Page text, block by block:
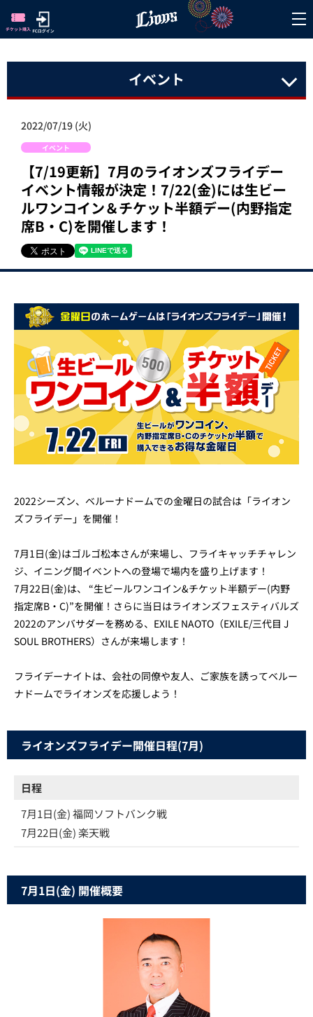
イベント
2022/07/19 (火)
イベント
【7/19更新】7月のライオンズフライデー
イベント情報が決定！7/22(金)には生ビー
ルワンコイン＆チケット半額デー(内野指定
席B・C)を開催します！
2022シーズン、ベルーナドームでの金曜日の試合は「ライオン
ズフライデー」を開催！
7月1日(金)はゴルゴ松本さんが来場し、フライキャッチチャレン
ジ、イニング間イベントへの登場で場内を盛り上げます！
7月22日(金)は、 “生ビールワンコイン&チケット半額デー(内野
指定席B・C)”を開催！さらに当日はライオンズフェスティバルズ
2022のアンバサダーを務める、EXILE NAOTO（EXILE/三代目 J
SOUL BROTHERS）さんが来場します！
フライデーナイトは、会社の同僚や友人、ご家族を誘ってベルー
ナドームでライオンズを応援しよう！
ライオンズフライデー開催日程(7月)
日程
7月1日(金) 福岡ソフトバンク戦
7月22日(金) 楽天戦
7月1日(金) 開催概要